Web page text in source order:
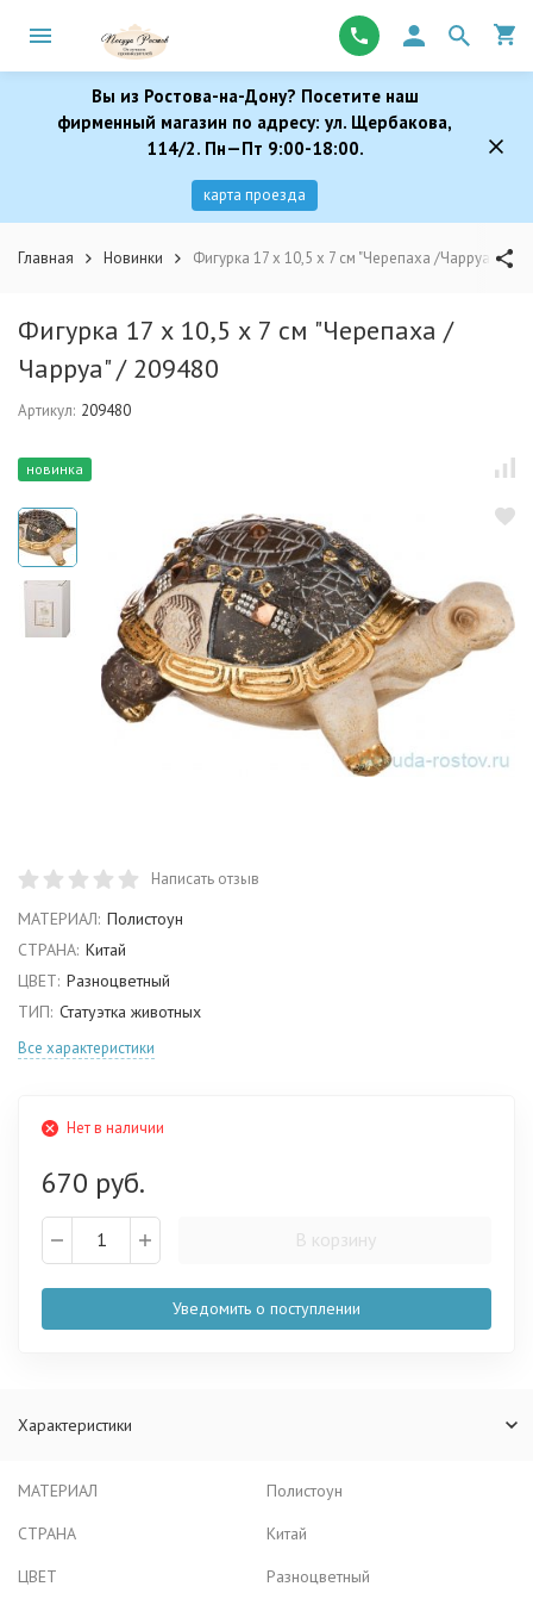
Вы из Ростова-на-Дону? Посетите наш
фирменный магазин по адресу: ул. Щербакова,
114/2. Пн—Пт 9:00-18:00.
карта проезда
Главная Новинки Фигурка 17 х 10,5 х 7 см "Черепаха /Чарруа" /
Фигурка 17 х 10,5 х 7 см "Черепаха /
Чарруа" / 209480
Артикул: 209480
новинка
Написать отзыв
МАТЕРИАЛ: Полистоун
СТРАНА: Китай
ЦВЕТ: Разноцветный
ТИП: Статуэтка животных
Все характеристики
Нет в наличии
670 руб.
В корзину
Уведомить о поступлении
Характеристики
МАТЕРИАЛ
Полистоун
СТРАНА
Китай
ЦВЕТ
Разноцветный